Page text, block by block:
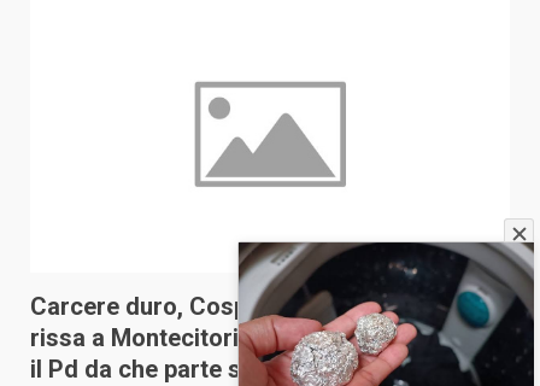
Carcere duro, Cospito tira più di Panzeri,
rissa a Montecitorio, domanda incendiaria:
il Pd da che parte sta?